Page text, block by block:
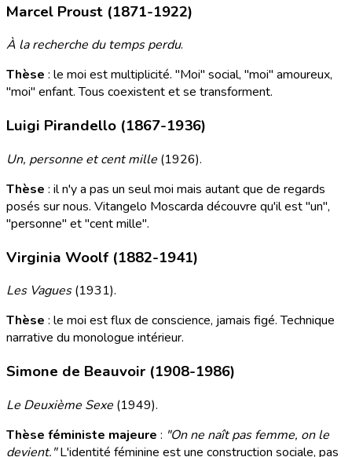
Marcel Proust (1871-1922)
À la recherche du temps perdu.
Thèse : le moi est multiplicité. "Moi" social, "moi" amoureux,
"moi" enfant. Tous coexistent et se transforment.
Luigi Pirandello (1867-1936)
Un, personne et cent mille (1926).
Thèse : il n'y a pas un seul moi mais autant que de regards
posés sur nous. Vitangelo Moscarda découvre qu'il est "un",
"personne" et "cent mille".
Virginia Woolf (1882-1941)
Les Vagues(1931).
Thèse : le moi est flux de conscience, jamais figé. Technique
narrative du monologue intérieur.
Simone de Beauvoir (1908-1986)
Le Deuxième Sexe (1949).
Thèse féministe majeure : "On ne naît pas femme, on le
devient."L'identité féminine est une construction sociale, pas